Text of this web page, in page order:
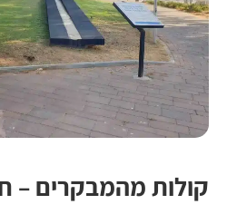
קולות מהמבקרים –